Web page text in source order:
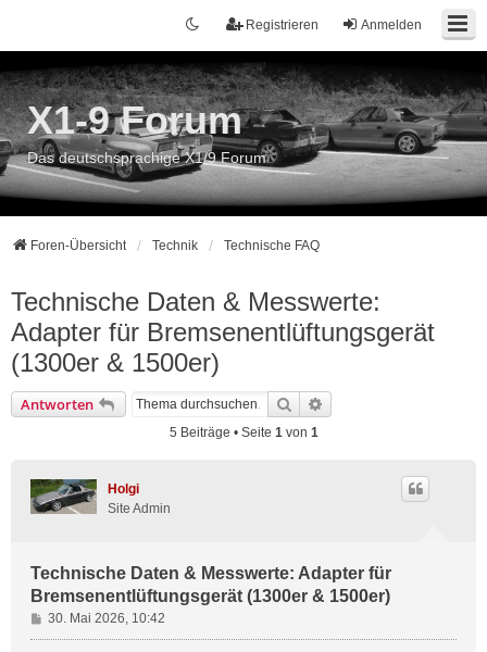
Anmelden
Registrieren
X1-9 Forum
Das deutschsprachige X1/9 Forum
Foren-Übersicht Technik Technische FAQ
Technische Daten & Messwerte:
Adapter für Bremsenentlüftungsgerät
(1300er & 1500er)
Antworten Suche
5 Beiträge • Seite 1von 1
Holgi
Site Admin
Technische Daten & Messwerte: Adapter für
Bremsenentlüftungsgerät (1300er & 1500er)
B
e
30. Mai 2026, 10:42